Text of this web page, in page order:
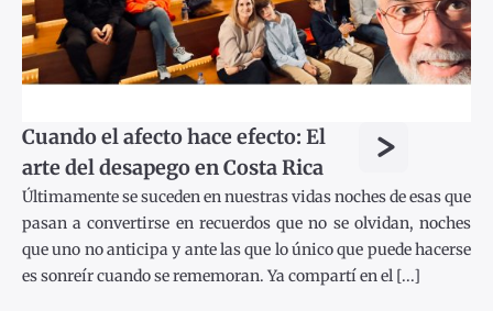
Cuando el afecto hace efecto: El
arte del desapego en Costa Rica
>
Últimamente se suceden en nuestras vidas noches de esas que
pasan a convertirse en recuerdos que no se olvidan, noches
que uno no anticipa y ante las que lo único que puede hacerse
es sonreír cuando se rememoran. Ya compartí en el [...]